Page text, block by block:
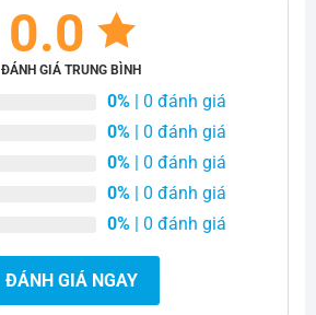
0.0
ĐÁNH GIÁ TRUNG BÌNH
0% | 0 đánh giá
0% | 0 đánh giá
0% | 0 đánh giá
0% | 0 đánh giá
0% | 0 đánh giá
ĐÁNH GIÁ NGAY